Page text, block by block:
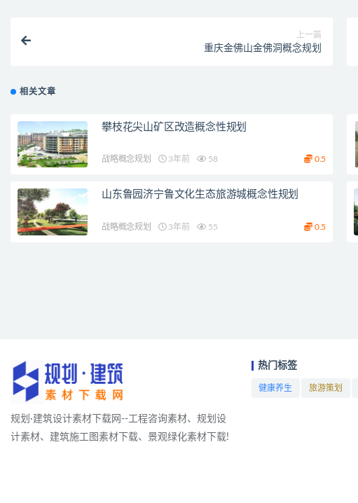
上一篇
重庆金佛山金佛洞概念规划
相关文章
攀枝花尖山矿区改造概念性规划
战略概念规划 3年前 58 0.5
山东鲁园济宁鲁文化生态旅游城概念性规划
战略概念规划 3年前 55 0.5
规划·建筑设计素材下载网--工程咨询素材、规划设
计素材、建筑施工图素材下载、景观绿化素材下载!
热门标签
健康养生 旅游策划